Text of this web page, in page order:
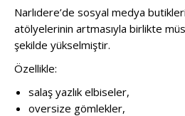
Narlıdere’de sosyal medya
atölyelerinin artmasıyla birlikte
şekilde yükselmiştir.
Özellikle:
salaş yazlık elbiseler,
oversize gömlekler,